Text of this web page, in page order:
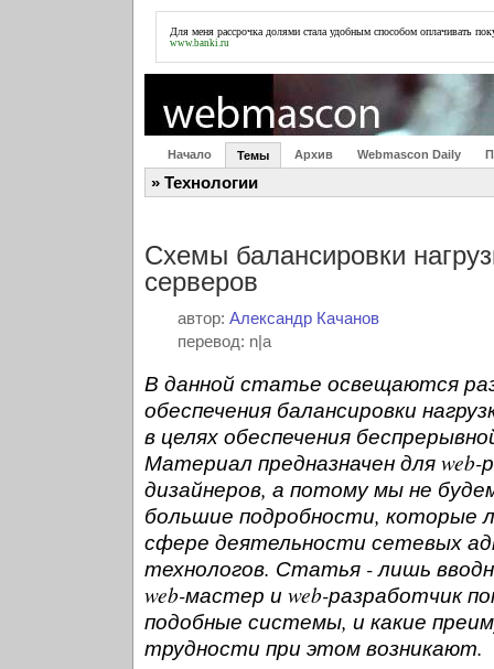
Для меня рассрочка долями стала удобным способом оплачивать
www.banki.ru
Начало Темы Архив Webmascon Daily
» Технологии
Схемы балансировки
серверов
автор: Александр Качанов
перевод: n|a
В данной статье освещаются
обеспечения балансировки
в целях обеспечения
Материал предназначен для web-
дизайнеров, а потому мы не
большие подробности, которые
сфере деятельности сетевых
технологов. Статья - лишь
web-мастер и web-разработчик
подобные системы, и какие
трудности при этом возникают.